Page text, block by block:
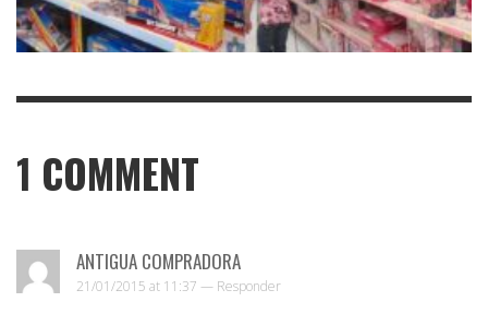
1 COMMENT
ANTIGUA COMPRADORA
21/01/2015 at 11:37 — Responder